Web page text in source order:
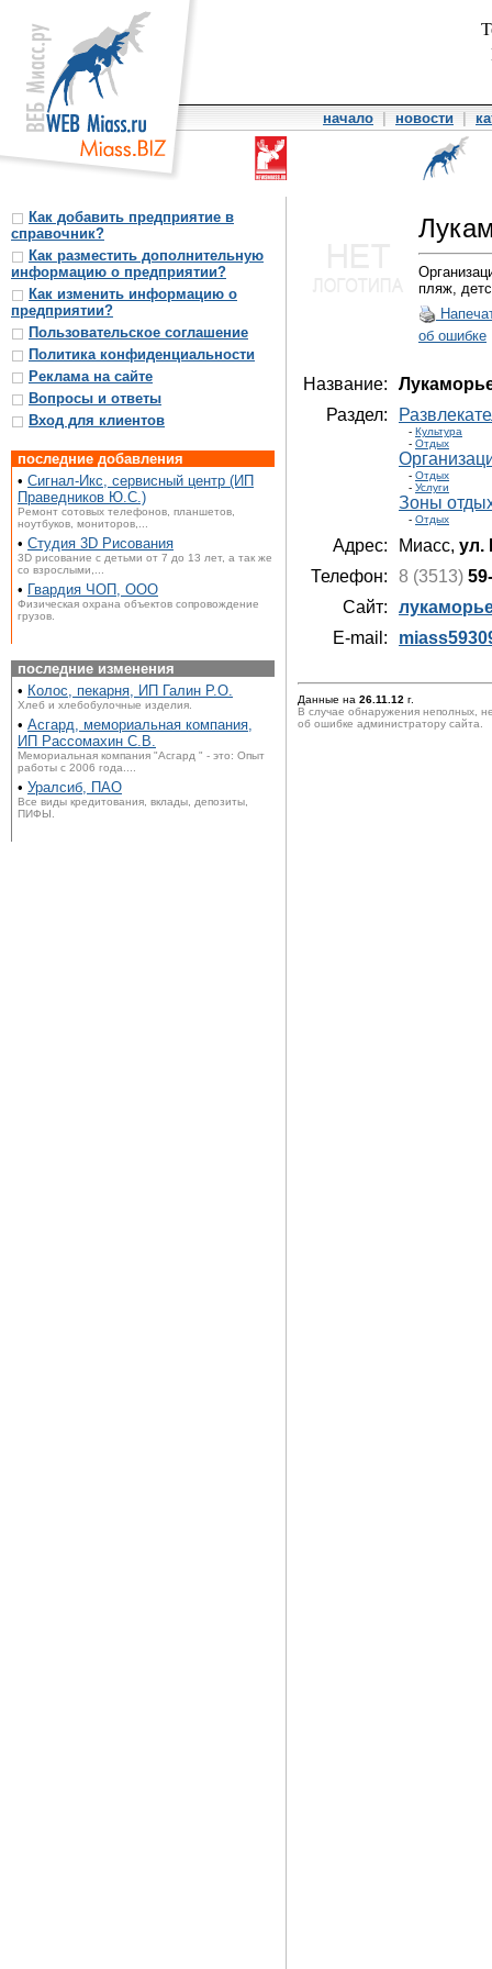
начало новости
Как добавить предприятие в
справочник?
Как разместить дополнительную
информацию о предприятии?
Как изменить информацию о
предприятии?
Пользовательское соглашение
Политика конфиденциальности
Реклама на сайте
Вопросы и ответы
Вход для клиентов
последние добавления
• Сигнал-Икс, сервисный центр (ИП
Праведников Ю.С.)
Ремонт сотовых телефонов, планшетов,
ноутбуков, мониторов,...
• Студия 3D Рисования
3D рисование с детьми от 7 до 13 лет, а так же
со взрослыми,...
• Гвардия ЧОП, ООО
Физическая охрана объектов сопровождение
грузов.
последние изменения
• Колос, пекарня, ИП Галин Р.О.
Хлеб и хлебобулочные изделия.
• Асгард, мемориальная компания,
ИП Рассомахин С.В.
Мемориальная компания "Асгард " - это: Опыт
работы с 2006 года....
• Уралсиб, ПАО
Все виды кредитования, вклады, депозиты,
ПИФЫ.
пляж,
об ошибке
Название:
Раздел:
- Культура
- Отдых
- Отдых
- Услуги
Зоны
- Отдых
Адрес: Миасс, ул.
Телефон:
8 (3513)
Сайт:
E-mail:
Данные на 26.11.12 г.
В случае обнаружения неполных,
об ошибке администратору сайта.